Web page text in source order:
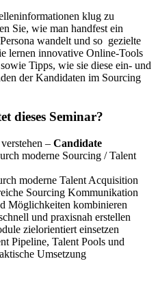
klug zu
Sie, wie man handfest ein
wandelt und so gezielte
lernen innovative Online-Tools
Tipps, wie sie diese ein- und
der Kandidaten im Sourcing
dieses Seminar?
– Candidate
moderne Sourcing / Talent
moderne Talent Acquisition
Sourcing Kommunikation
Möglichkeiten kombinieren
und praxisnah erstellen
zielorientiert einsetzen
Pipeline, Talent Pools und
Umsetzung